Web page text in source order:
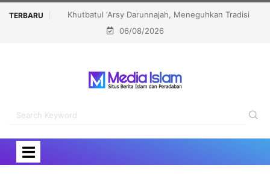
TERBARU Tradisi
MUI DKI Jakarta Perkuat Budaya Tabayun
Workshop Cek Fakta
06/08/2026